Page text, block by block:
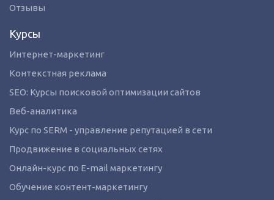
Отзывы
Курсы
Интернет-маркетинг
Контекстная реклама
SEO: Курсы поисковой оптимизации сайтов
Веб-аналитика
Курс по SERM - управление репутацией в сети
Продвижение в социальных сетях
Онлайн-курс по E-mail маркетингу
Обучение контент-маркетингу